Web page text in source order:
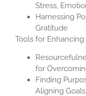
Stress,
Harnessing
Gratitude
Tools for
for
Finding
Aligning